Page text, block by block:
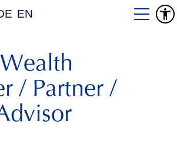
EN
/ Partner /